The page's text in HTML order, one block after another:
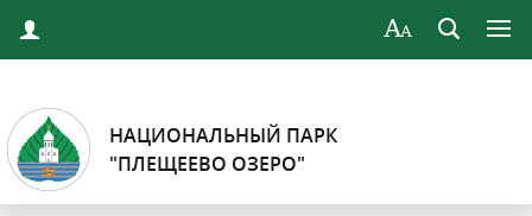
НАЦИОНАЛЬНЫЙ ПАРК
"ПЛЕЩЕЕВО ОЗЕРО"